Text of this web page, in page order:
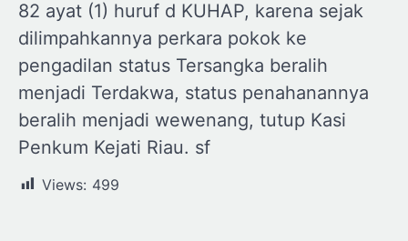
82 ayat (1) huruf d KUHAP, karena sejak
dilimpahkannya perkara pokok ke
pengadilan status Tersangka beralih
menjadi Terdakwa, status penahanannya
beralih menjadi wewenang, tutup Kasi
Penkum Kejati Riau. sf
Views: 499